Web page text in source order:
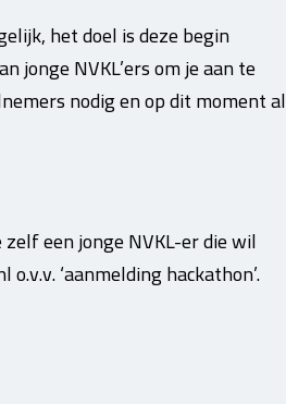
het doel is deze begin
jonge NVKL’ers om je aan te
nodig en op dit moment al
een jonge NVKL-er die wil
‘aanmelding hackathon’.